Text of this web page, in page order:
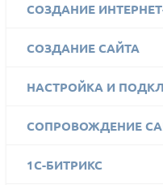
СОЗДАНИЕ
СОЗДАНИЕ САЙТА
НАСТРОЙКА И
СОПРОВОЖДЕНИЕ
1C-БИТРИКС